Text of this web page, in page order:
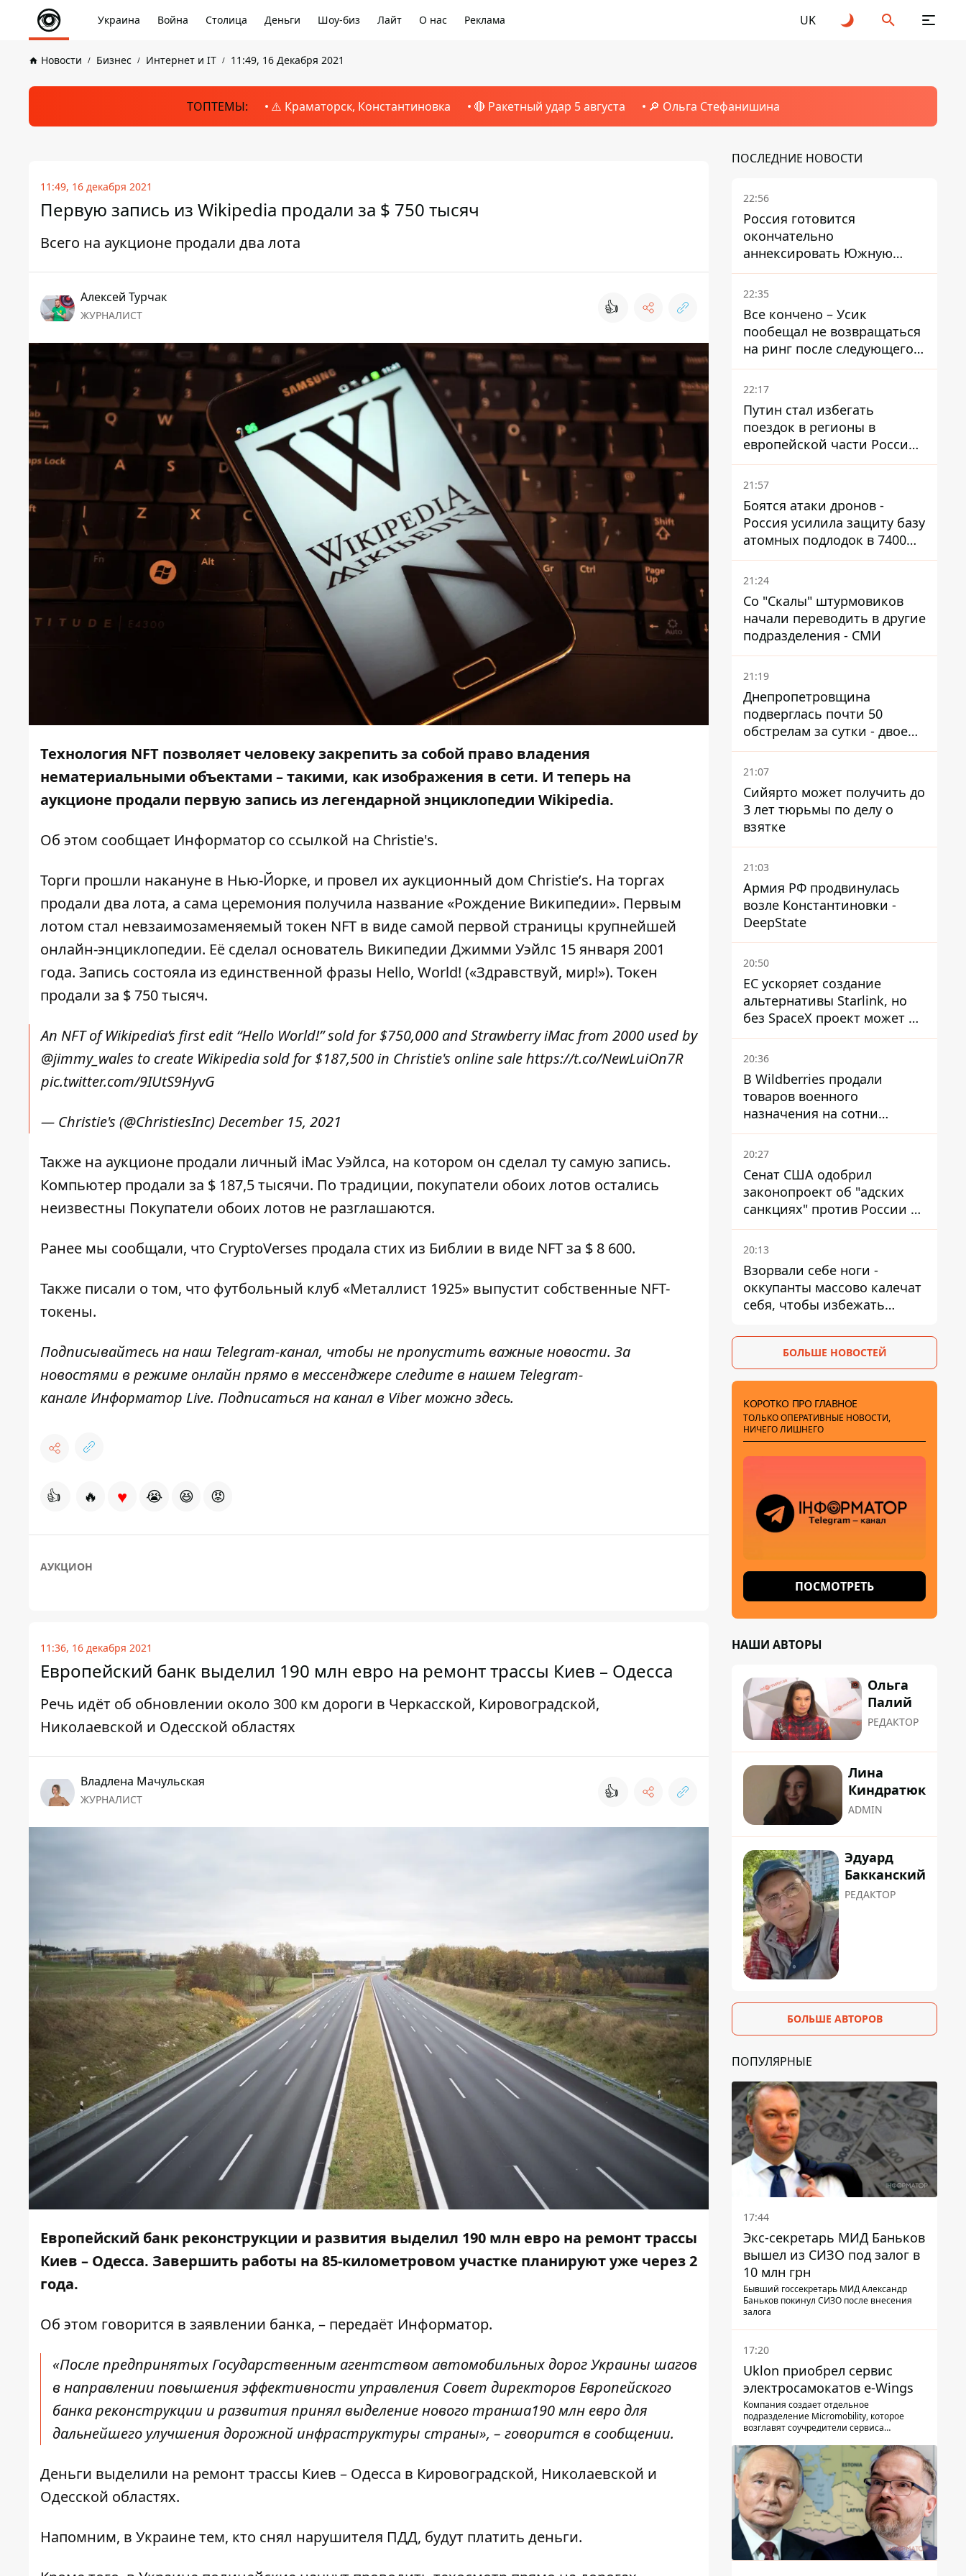
Украина Война Столица Деньги Шоу-биз Лайт О нас Реклама UK
Новости Бизнес Интернет и IT 11:49, 16 Декабря 2021
ТОПТЕМЫ: ⚠️ Краматорск, Константиновка 🔴 Ракетный удар 5 августа 🔎 Ольга Стефанишина
11:49, 16 декабря 2021
Первую запись из Wikipedia продали за $ 750 тысяч
Всего на аукционе продали два лота
Алексей Турчак
ЖУРНАЛИСТ 👍
Технология NFT позволяет человеку закрепить за собой право владения
нематериальными объектами – такими, как изображения в сети. И теперь на
аукционе продали первую запись из легендарной энциклопедии Wikipedia.
Об этом сообщает Информатор со ссылкой на Christie's.
Торги прошли накануне в Нью-Йорке, и провел их аукционный дом Christieʼs. На торгах
продали два лота, а сама церемония получила название «Рождение Википедии». Первым
лотом стал невзаимозаменяемый токен NFT в виде самой первой страницы крупнейшей
онлайн-энциклопедии. Её сделал основатель Википедии Джимми Уэйлс 15 января 2001
года. Запись состояла из единственной фразы Hello, World! («Здравствуй, мир!»). Токен
продали за $ 750 тысяч.
An NFT of Wikipedia’s first edit “Hello World!” sold for $750,000 and Strawberry iMac from 2000 used by
@jimmy_wales to create Wikipedia sold for $187,500 in Christie's online salehttps://t.co/NewLuiOn7R
pic.twitter.com/9IUtS9HyvG
— Christie's (@ChristiesInc) December 15, 2021
Также на аукционе продали личный iMac Уэйлса, на котором он сделал ту самую запись.
Компьютер продали за $ 187,5 тысячи. По традиции, покупатели обоих лотов остались
неизвестны Покупатели обоих лотов не разглашаются.
Ранее мы сообщали, что CryptoVerses продала стих из Библии в виде NFT за $ 8 600.
Также писали о том, что футбольный клуб «Металлист 1925» выпустит собственные NFT-
токены.
Подписывайтесь на наш Telegram-канал, чтобы не пропустить важные новости. За
новостями в режиме онлайн прямо в мессенджере следите в нашем Telegram-
канале Информатор Live. Подписаться на канал в Viber можноздесь.
👍 🔥 ♥ 😭 😆 😡
АУКЦИОН
11:36, 16 декабря 2021
Европейский банк выделил 190 млн евро на ремонт трассы Киев – Одесса
Речь идёт об обновлении около 300 км дороги в Черкасской, Кировоградской,
Николаевской и Одесской областях
Владлена Мачульская
ЖУРНАЛИСТ 👍
Европейский банк реконструкции и развития выделил 190 млн евро на ремонт трассы
Киев – Одесса. Завершить работы на 85-километровом участке планируют уже через 2
года.
Об этом говорится в заявлении банка, – передаёт Информатор.
«После предпринятых Государственным агентством автомобильных дорог Украины шагов
в направлении повышения эффективности управления Совет директоров Европейского
банка реконструкции и развития принял выделение нового транша190 млн евро для
дальнейшего улучшения дорожной инфраструктуры страны», – говорится в сообщении.
Деньги выделили на ремонт трассы Киев – Одесса в Кировоградской, Николаевской и
Одесской областях.
Напомним, в Украине тем, кто снял нарушителя ПДД, будут платить деньги.
ПОСЛЕДНИЕ НОВОСТИ
22:56
Россия готовится
окончательно
аннексировать Южную
Осетию – страны НАТО
обеспокоены
22:35
Все кончено – Усик
пообещал не возвращаться
на ринг после следующего
боя
22:17
Путин стал избегать
поездок в регионы в
европейской части России,
куда регулярно долетают
дроны
21:57
Боятся атаки дронов -
Россия усилила защиту базу
атомных подлодок в 7400
км от Украины
21:24
Со "Скалы" штурмовиков
начали переводить в другие
подразделения - СМИ
21:19
Днепропетровщина
подверглась почти 50
обстрелам за сутки - двое
погибших, шесть
пострадавших
21:07
Сийярто может получить до
3 лет тюрьмы по делу о
взятке
21:03
Армия РФ продвинулась
возле Константиновки -
DeepState
20:50
ЕС ускоряет создание
альтернативы Starlink, но
без SpaceX проект может не
обойтись
20:36
В Wildberries продали
товаров военного
назначения на сотни
миллионов, но удары ВСУ
изменили ситуацию
20:27
Сенат США одобрил
законопроект об "адских
санкциях" против России и
Ирана
20:13
Взорвали себе ноги -
оккупанты массово калечат
себя, чтобы избежать
БОЛЬШЕ НОВОСТЕЙ
КОРОТКО ПРО ГЛАВНОЕ
ТОЛЬКО ОПЕРАТИВНЫЕ НОВОСТИ,
НИЧЕГО ЛИШНЕГО
ПОСМОТРЕТЬ
НАШИ АВТОРЫ
Ольга
Палий
РЕДАКТОР
Лина
Киндратюк
ADMIN
Эдуард
Бакканский
РЕДАКТОР
БОЛЬШЕ АВТОРОВ
ПОПУЛЯРНЫЕ
17:44
Экс-секретарь МИД Баньков
вышел из СИЗО под залог в
10 млн грн
Бывший госсекретарь МИД Александр
Баньков покинул СИЗО после внесения
залога
17:20
Uklon приобрел сервис
электросамокатов e-Wings
Компания создает отдельное
подразделение Micromobility, которое
возглавят соучредители сервиса